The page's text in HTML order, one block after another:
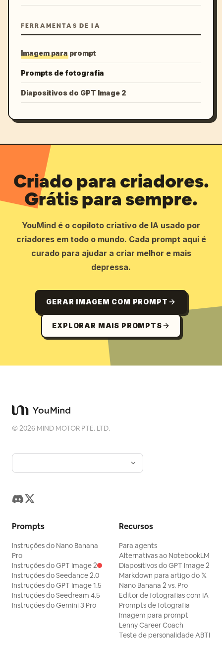
FERRAMENTAS DE IA
Imagem para prompt
Prompts de fotografia
Diapositivos do GPT Image 2
Criado para criadores.
Grátis para sempre.
YouMind é o copiloto criativo de IA usado por
criadores em todo o mundo. Cada prompt aqui é
curado para ajudar a criar melhor e mais
depressa.
GERAR IMAGEM COM PROMPT
EXPLORAR MAIS PROMPTS
©2026 MIND MOTOR PTE. LTD.
Prompts
Instruções do Nano Banana
Pro
Instruções do GPT Image 2
Instruções do Seedance 2.0
Instruções do GPT Image 1.5
Instruções do Seedream 4.5
Instruções do Gemini 3 Pro
Recursos
Para agents
Alternativas ao NotebookLM
Diapositivos do GPT Image 2
Markdown para artigo do 𝕏
Nano Banana 2 vs. Pro
Editor de fotografias com IA
Prompts de fotografia
Imagem para prompt
Lenny Career Coach
Teste de personalidade ABTI